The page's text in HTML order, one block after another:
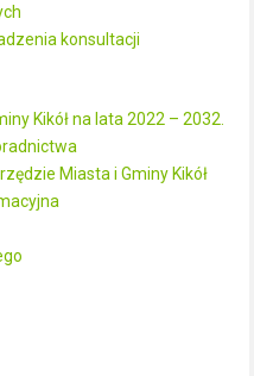
konsultacji
Kikół na lata 2022 – 2032.
Miasta i Gminy Kikół